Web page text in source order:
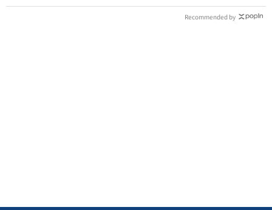
Recommended by